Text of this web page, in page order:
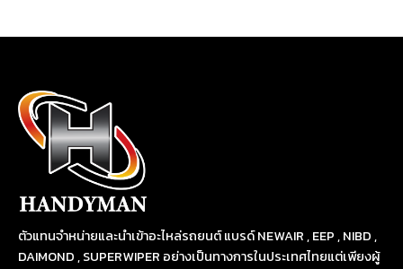
ตัวแทนจำหน่ายและนำเข้าอะไหล่รถยนต์ แบรด์ NEWAIR , EEP , NIBD ,
DAIMOND , SUPERWIPER อย่างเป็นทางการในประเทศไทยแต่เพียงผู้